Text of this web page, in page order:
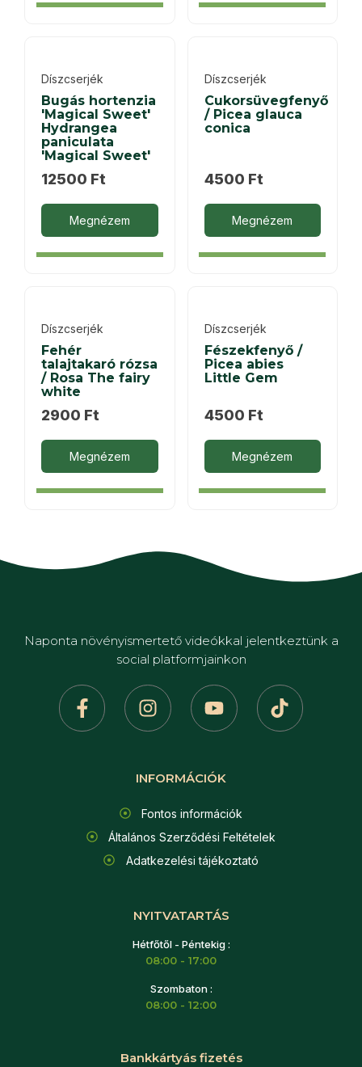
Díszcserjék
Bugás hortenzia
'Magical Sweet'
Hydrangea
paniculata
'Magical Sweet'
12500 Ft
Megnézem
Díszcserjék
Cukorsüvegfenyő
/ Picea glauca
conica
4500 Ft
Megnézem
Díszcserjék
Fehér
talajtakaró rózsa
/ Rosa The fairy
white
2900 Ft
Megnézem
Díszcserjék
Fészekfenyő /
Picea abies
Little Gem
4500 Ft
Megnézem
Naponta növényismertető videókkal jelentkeztünk a
social platformjainkon
INFORMÁCIÓK
Fontos információk
Általános Szerződési Feltételek
Adatkezelési tájékoztató
NYITVATARTÁS
Hétfőtől - Péntekig :
08:00 - 17:00
Szombaton :
08:00 - 12:00
Bankkártyás fizetés